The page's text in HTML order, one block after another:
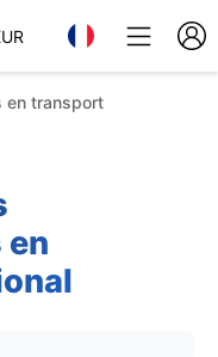
en transport
en